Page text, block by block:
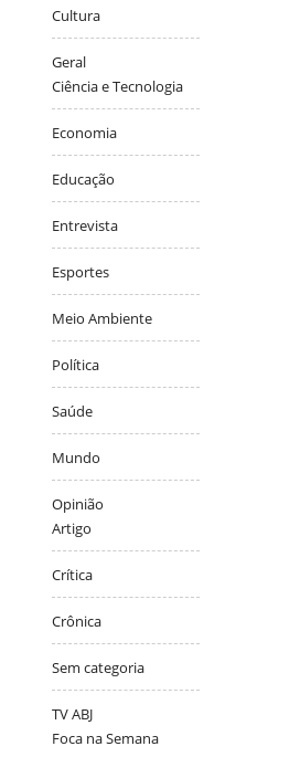
Cultura
Geral
Ciência e Tecnologia
Economia
Educação
Entrevista
Esportes
Meio Ambiente
Política
Saúde
Mundo
Opinião
Artigo
Crítica
Crônica
Sem categoria
TV ABJ
Foca na Semana